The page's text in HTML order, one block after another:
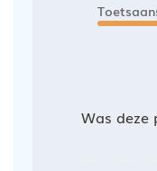
Was deze